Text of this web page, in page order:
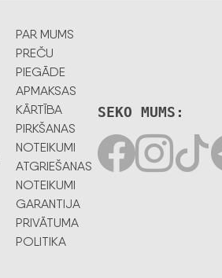
PAR MUMS
PREČU
PIEGĀDE
APMAKSAS
KĀRTĪBA
PIRKŠANAS
NOTEIKUMI
ATGRIEŠANAS
NOTEIKUMI
GARANTIJA
PRIVĀTUMA
POLITIKA
SEKO MUMS: